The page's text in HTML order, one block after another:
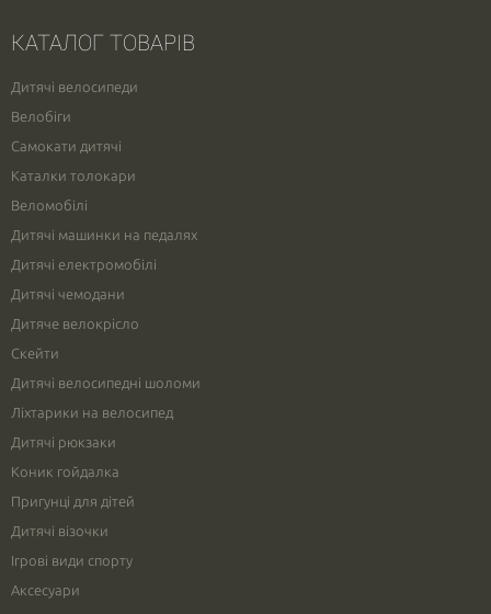
КАТАЛОГ ТОВАРІВ
Дитячі велосипеди
Велобіги
Самокати дитячі
Каталки толокари
Веломобілі
Дитячі машинки на педалях
Дитячі електромобілі
Дитячі чемодани
Дитяче велокрісло
Скейти
Дитячі велосипедні шоломи
Ліхтарики на велосипед
Дитячі рюкзаки
Коник гойдалка
Пригунці для дітей
Дитячі візочки
Ігрові види спорту
Аксесуари